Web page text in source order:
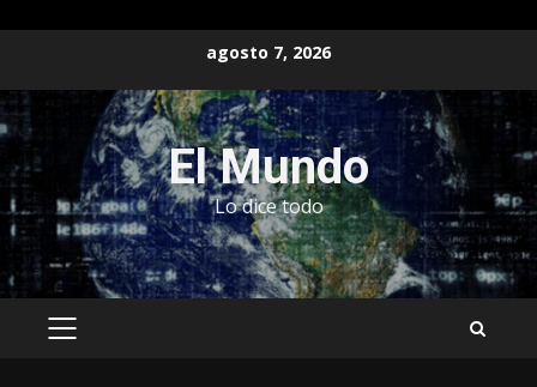
contenido
agosto 7, 2026
El Mundo
Lo dice todo
MENÚ